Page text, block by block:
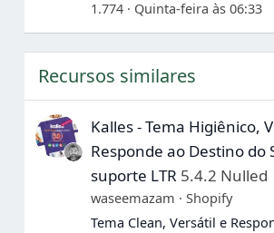
0
0
t
r
e
l
a
s
1.774
Quinta-feira às 06:33
Recursos similares
Kalles - Tema Higiênico,
Responde ao Destino do
suporte LTR 5.4.2 Nulled
waseemazam
Shopify
Tema Clean, Versátil e